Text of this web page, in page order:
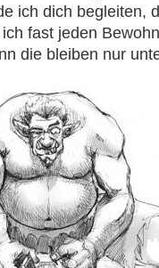
ich dich begleiten,
fast jeden
die bleiben nur